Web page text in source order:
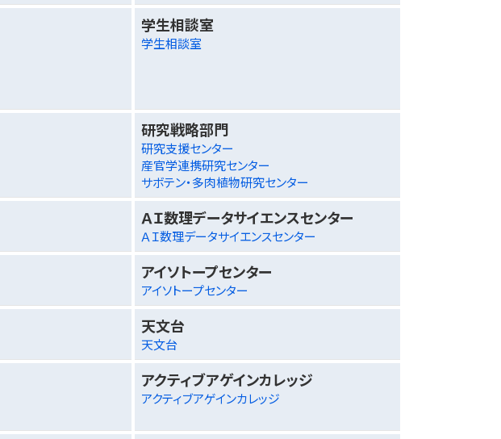
学生相談室
学生相談室
研究戦略部門
研究支援センター
産官学連携研究センター
サボテン・多肉植物研究センター
ＡＩ数理データサイエンスセンター
ＡＩ数理データサイエンスセンター
アイソトープセンター
アイソトープセンター
天文台
天文台
アクティブアゲインカレッジ
アクティブアゲインカレッジ